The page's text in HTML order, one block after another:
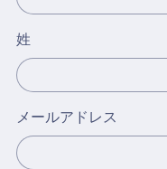
姓
メールアドレス